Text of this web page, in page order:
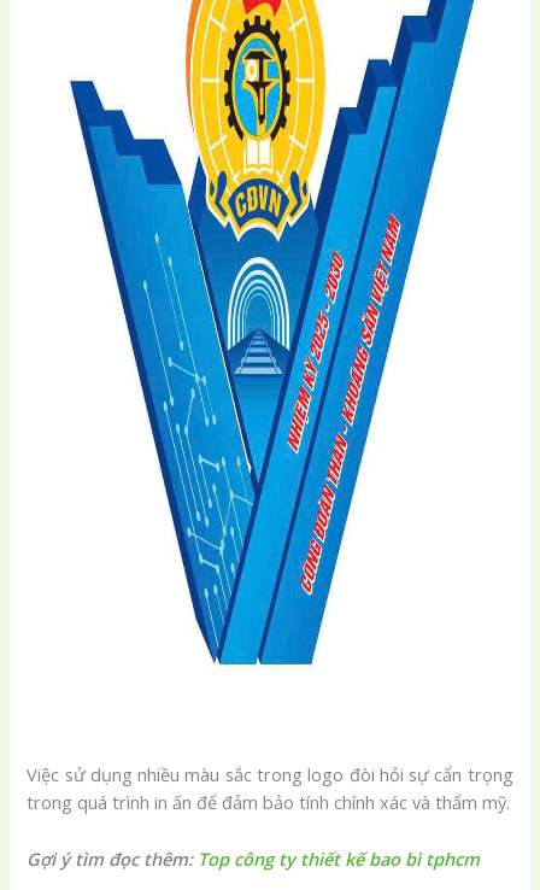
Việc sử dụng nhiều màu sắc trong logo đòi hỏi sự cẩn trọng
trong quá trình in ấn để đảm bảo tính chính xác và thẩm mỹ.
Gợi ý tìm đọc thêm: Top công ty thiết kế bao bì tphcm